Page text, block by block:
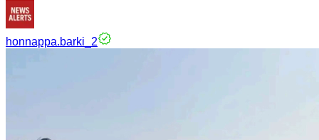
honnappa.barki_2